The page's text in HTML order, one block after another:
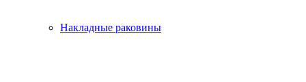
Накладные раковины